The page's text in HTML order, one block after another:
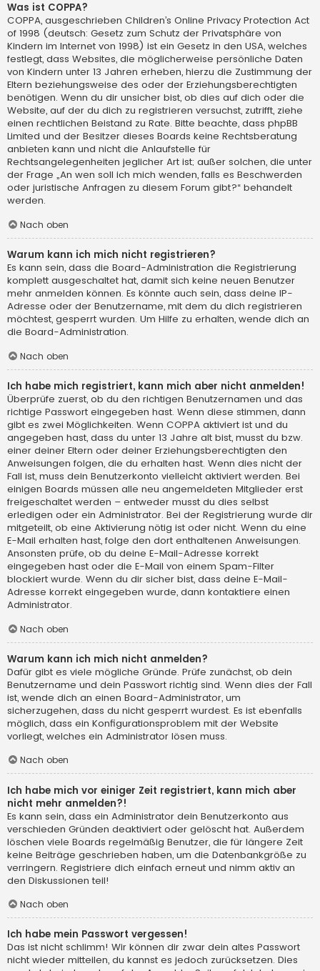
Was ist COPPA?
COPPA, ausgeschrieben Children’s Online Privacy Protection Act
of 1998 (deutsch: Gesetz zum Schutz der Privatsphäre von
Kindern im Internet von 1998) ist ein Gesetz in den USA, welches
festlegt, dass Websites, die möglicherweise persönliche Daten
von Kindern unter 13 Jahren erheben, hierzu die Zustimmung der
Eltern beziehungsweise des oder der Erziehungsberechtigten
benötigen. Wenn du dir unsicher bist, ob dies auf dich oder die
Website, auf der du dich zu registrieren versuchst, zutrifft, ziehe
einen rechtlichen Beistand zu Rate. Bitte beachte, dass phpBB
Limited und der Besitzer dieses Boards keine Rechtsberatung
anbieten kann und nicht die Anlaufstelle für
Rechtsangelegenheiten jeglicher Art ist; außer solchen, die unter
der Frage „An wen soll ich mich wenden, falls es Beschwerden
oder juristische Anfragen zu diesem Forum gibt?“ behandelt
werden.
Nach oben
Warum kann ich mich nicht registrieren?
Es kann sein, dass die Board-Administration die Registrierung
komplett ausgeschaltet hat, damit sich keine neuen Benutzer
mehr anmelden können. Es könnte auch sein, dass deine IP-
Adresse oder der Benutzername, mit dem du dich registrieren
möchtest, gesperrt wurden. Um Hilfe zu erhalten, wende dich an
die Board-Administration.
Nach oben
Ich habe mich registriert, kann mich aber nicht anmelden!
Überprüfe zuerst, ob du den richtigen Benutzernamen und das
richtige Passwort eingegeben hast. Wenn diese stimmen, dann
gibt es zwei Möglichkeiten. Wenn COPPA aktiviert ist und du
angegeben hast, dass du unter 13 Jahre alt bist, musst du bzw.
einer deiner Eltern oder deiner Erziehungsberechtigten den
Anweisungen folgen, die du erhalten hast. Wenn dies nicht der
Fall ist, muss dein Benutzerkonto vielleicht aktiviert werden. Bei
einigen Boards müssen alle neu angemeldeten Mitglieder erst
freigeschaltet werden – entweder musst du dies selbst
erledigen oder ein Administrator. Bei der Registrierung wurde dir
mitgeteilt, ob eine Aktivierung nötig ist oder nicht. Wenn du eine
E-Mail erhalten hast, folge den dort enthaltenen Anweisungen.
Ansonsten prüfe, ob du deine E-Mail-Adresse korrekt
eingegeben hast oder die E-Mail von einem Spam-Filter
blockiert wurde. Wenn du dir sicher bist, dass deine E-Mail-
Adresse korrekt eingegeben wurde, dann kontaktiere einen
Administrator.
Nach oben
Warum kann ich mich nicht anmelden?
Dafür gibt es viele mögliche Gründe. Prüfe zunächst, ob dein
Benutzername und dein Passwort richtig sind. Wenn dies der Fall
ist, wende dich an einen Board-Administrator, um
sicherzugehen, dass du nicht gesperrt wurdest. Es ist ebenfalls
möglich, dass ein Konfigurationsproblem mit der Website
vorliegt, welches ein Administrator lösen muss.
Nach oben
Ich habe mich vor einiger Zeit registriert, kann mich aber
nicht mehr anmelden?!
Es kann sein, dass ein Administrator dein Benutzerkonto aus
verschieden Gründen deaktiviert oder gelöscht hat. Außerdem
löschen viele Boards regelmäßig Benutzer, die für längere Zeit
keine Beiträge geschrieben haben, um die Datenbankgröße zu
verringern. Registriere dich einfach erneut und nimm aktiv an
den Diskussionen teil!
Nach oben
Ich habe mein Passwort vergessen!
Das ist nicht schlimm! Wir können dir zwar dein altes Passwort
nicht wieder mitteilen, du kannst es jedoch zurücksetzen. Dies